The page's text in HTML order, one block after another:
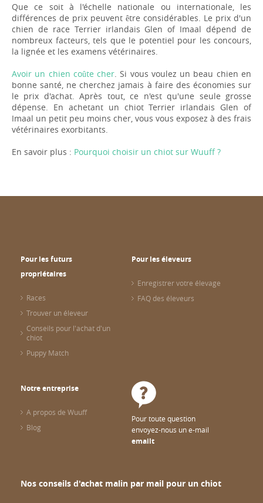
Que ce soit à l'échelle nationale ou internationale, les
différences de prix peuvent être considérables. Le prix d'un
chien de race Terrier irlandais Glen of Imaal dépend de
nombreux facteurs, tels que le potentiel pour les concours,
la lignée et les examens vétérinaires.
Avoir un chien coûte cher . Si vous voulez un beau chien en
bonne santé, ne cherchez jamais à faire des économies sur
le prix d'achat. Après tout, ce n'est qu'une seule grosse
dépense. En achetant un chiot Terrier irlandais Glen of
Imaal un petit peu moins cher, vous vous exposez à des frais
vétérinaires exorbitants.
En savoir plus : Pourquoi choisir un chiot sur Wuuff ?
Pour les futurs
propriétaires
Races
Trouver un éleveur
Conseils pour l'achat d'un
chiot
Puppy Match
Pour les éleveurs
Enregistrer votre élevage
FAQ des éleveurs
Notre entreprise
A propos de Wuuff
Blog
Pour toute question
envoyez-nous un e-mail
emailt
Nos conseils d'achat malin par mail pour un chiot